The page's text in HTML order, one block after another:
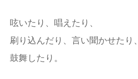
呟いたり、唱えたり、
刷り込んだり、言い聞かせたり、
鼓舞したり。